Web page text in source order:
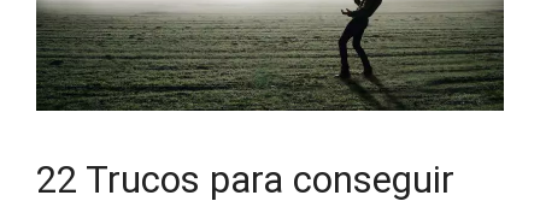
22 Trucos para conseguir